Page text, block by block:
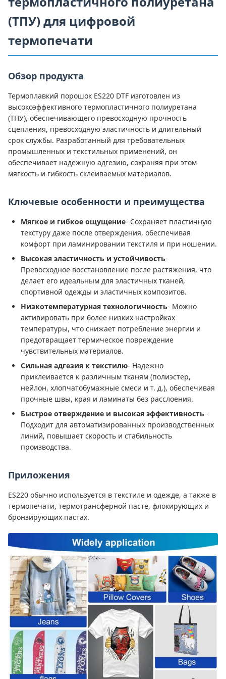
(ТПУ) для цифровой
термопечати
Обзор продукта
Термоплавкий порошок ES220 DTF изготовлен из
высокоэффективного термопластичного полиуретана
(ТПУ), обеспечивающего превосходную прочность
сцепления, превосходную эластичность и длительный
срок службы. Разработанный для требовательных
промышленных и текстильных применений, он
обеспечивает надежную адгезию, сохраняя при этом
мягкость и гибкость склеиваемых материалов.
Ключевые особенности и преимущества
Мягкое и гибкое ощущение- Сохраняет пластичную
текстуру даже после отверждения, обеспечивая
комфорт при ламинировании текстиля и при ношении.
Высокая эластичность и устойчивость-
Превосходное восстановление после растяжения, что
делает его идеальным для эластичных тканей,
спортивной одежды и эластичных композитов.
Низкотемпературная технологичность- Можно
активировать при более низких настройках
температуры, что снижает потребление энергии и
предотвращает термическое повреждение
чувствительных материалов.
Сильная адгезия к текстилю- Надежно
приклеивается к различным тканям (полиэстер,
нейлон, хлопчатобумажные смеси и т. д.), обеспечивая
прочные швы, края и ламинаты без расслоения.
Быстрое отверждение и высокая эффективность-
Подходит для автоматизированных производственных
линий, повышает скорость и стабильность
производства.
Приложения
ES220 обычно используется в текстиле и одежде, а также в
термопечати, термотрансферной пасте, флокирующих и
бронзирующих пастах.